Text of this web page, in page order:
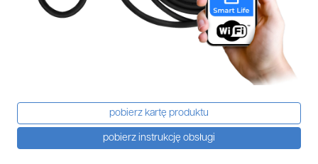
pobierz kartę produktu
pobierz instrukcję obsługi